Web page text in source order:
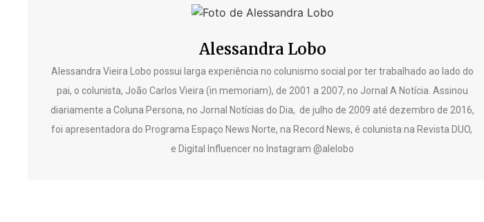
Alessandra Lobo
Alessandra Vieira Lobo possui larga experiência no colunismo social por ter trabalhado ao lado do
pai, o colunista, João Carlos Vieira (in memoriam), de 2001 a 2007, no Jornal A Notícia. Assinou
diariamente a Coluna Persona, no Jornal Notícias do Dia, de julho de 2009 até dezembro de 2016,
foi apresentadora do Programa Espaço News Norte, na Record News, é colunista na Revista DUO,
e Digital Influencer no Instagram @alelobo